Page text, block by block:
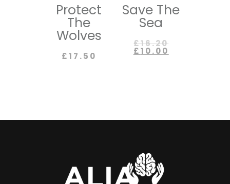
Protect
The
Wolves
£17.50
Save The
Sea
£16.20
£10.00